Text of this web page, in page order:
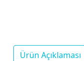
Ürün Açıklaması